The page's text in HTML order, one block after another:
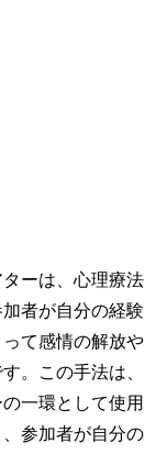
ーは、心理療法
者が自分の経験
て感情の解放や
。この手法は、
一環として使用
参加者が自分の